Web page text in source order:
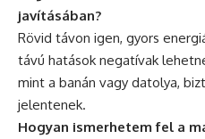
javításában?
Rövid távon igen, gyors
távú hatások negatívak
mint a banán vagy datolya,
jelentenek.
Hogyan ismerhetem fel a